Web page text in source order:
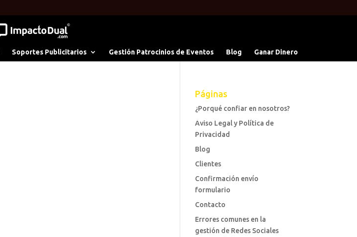
Soportes Publicitarios Gestión Patrocinios de Eventos Blog Ganar Dinero
Páginas
¿Porqué confiar en nosotros?
Aviso Legal y Política de
Privacidad
Blog
Clientes
Confirmación envío
formulario
Contacto
Errores comunes en la
gestión de Redes Sociales